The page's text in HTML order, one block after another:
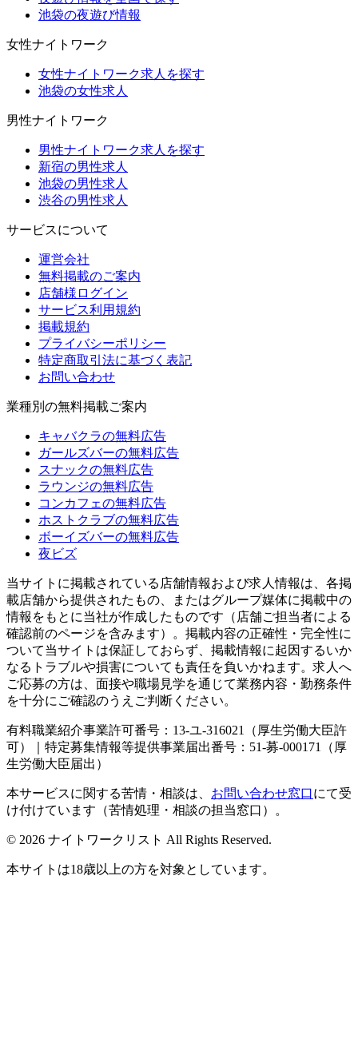
池袋の夜遊び情報
女性ナイトワーク
女性ナイトワーク求人を探す
池袋の女性求人
男性ナイトワーク
男性ナイトワーク求人を探す
新宿の男性求人
池袋の男性求人
渋谷の男性求人
サービスについて
運営会社
無料掲載のご案内
店舗様ログイン
サービス利用規約
掲載規約
プライバシーポリシー
特定商取引法に基づく表記
お問い合わせ
業種別の無料掲載ご案内
キャバクラの無料広告
ガールズバーの無料広告
スナックの無料広告
ラウンジの無料広告
コンカフェの無料広告
ホストクラブの無料広告
ボーイズバーの無料広告
夜ビズ
当サイトに掲載されている店舗情報および求人情報は、各掲
載店舗から提供されたもの、またはグループ媒体に掲載中の
情報をもとに当社が作成したものです（店舗ご担当者による
確認前のページを含みます）。掲載内容の正確性・完全性に
ついて当サイトは保証しておらず、掲載情報に起因するいか
なるトラブルや損害についても責任を負いかねます。求人へ
ご応募の方は、面接や職場見学を通じて業務内容・勤務条件
を十分にご確認のうえご判断ください。
有料職業紹介事業許可番号：13-ユ-316021（厚生労働大臣許
可）｜特定募集情報等提供事業届出番号：51-募-000171（厚
生労働大臣届出）
本サービスに関する苦情・相談は、 お問い合わせ窓口にて受
け付けています（苦情処理・相談の担当窓口）。
© 2026 ナイトワークリスト All Rights Reserved.
本サイトは18歳以上の方を対象としています。